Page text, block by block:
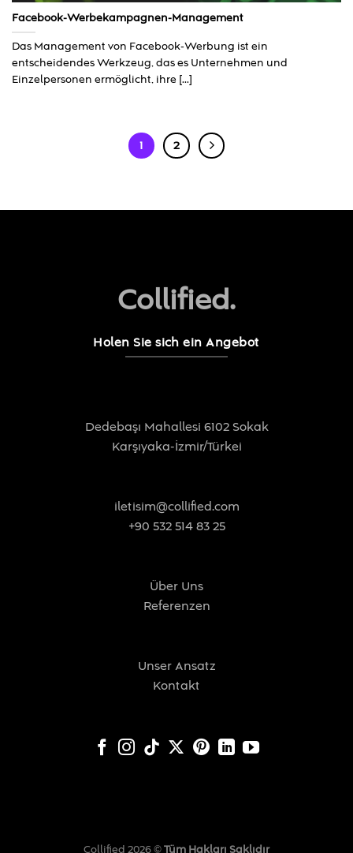
Facebook-Werbekampagnen-Management
Das Management von Facebook-Werbung ist ein
entscheidendes Werkzeug, das es Unternehmen und
Einzelpersonen ermöglicht, ihre [...]
1 2
Collified.
Holen Sie sich ein Angebot
Dedebaşı Mahallesi 6102 Sokak
Karşıyaka-İzmir/Türkei
iletisim@collified.com
+90 532 514 83 25
Über Uns
Referenzen
Unser Ansatz
Kontakt
Collified 2026 ©Tüm Hakları Saklıdır